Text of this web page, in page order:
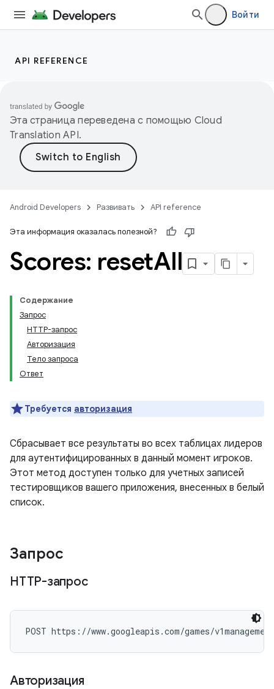
Войти
API REFERENCE
Эта страница переведена с помощью Cloud
Translation API.
Android Developers Развивать API reference
Эта информация оказалась полезной?
Scores: resetAll
Содержание
Запрос
HTTP-запрос
Авторизация
Тело запроса
Ответ
Требуется авторизация
Сбрасывает все результаты во всех таблицах лидеров
для аутентифицированных в данный момент игроков.
Этот метод доступен только для учетных записей
тестировщиков вашего приложения, внесенных в белый
список.
Запрос
HTTP-запрос
POST https://www.googleapis.com/games/
Авторизация